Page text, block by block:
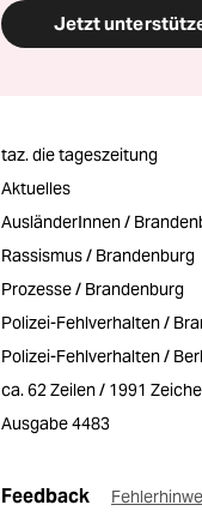
Jetzt
taz. die tageszeitung
Aktuelles
AusländerInnen /
Rassismus / Brandenburg
Prozesse / Brandenburg
Polizei-Fehlverhalten /
Polizei-Fehlverhalten /
ca. 62 Zeilen / 1991
Ausgabe 4483
Feedback